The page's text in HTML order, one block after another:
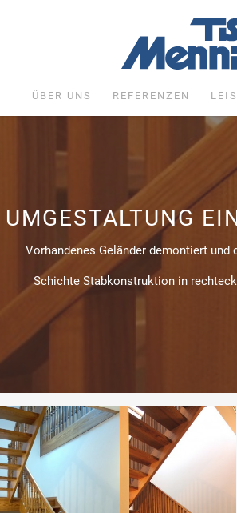
ÜBER UNS REFERENZEN
UMGESTALTUNG
Vorhandenes Geländer demontiert
Schichte Stabkonstruktion in